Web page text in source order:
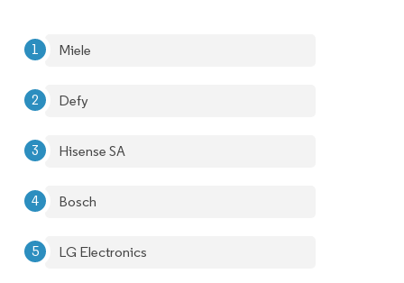
Miele
Defy
Hisense SA
Bosch
LG Electronics